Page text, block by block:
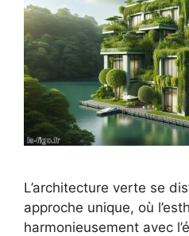
L’architecture verte se
approche unique, où
harmonieusement avec